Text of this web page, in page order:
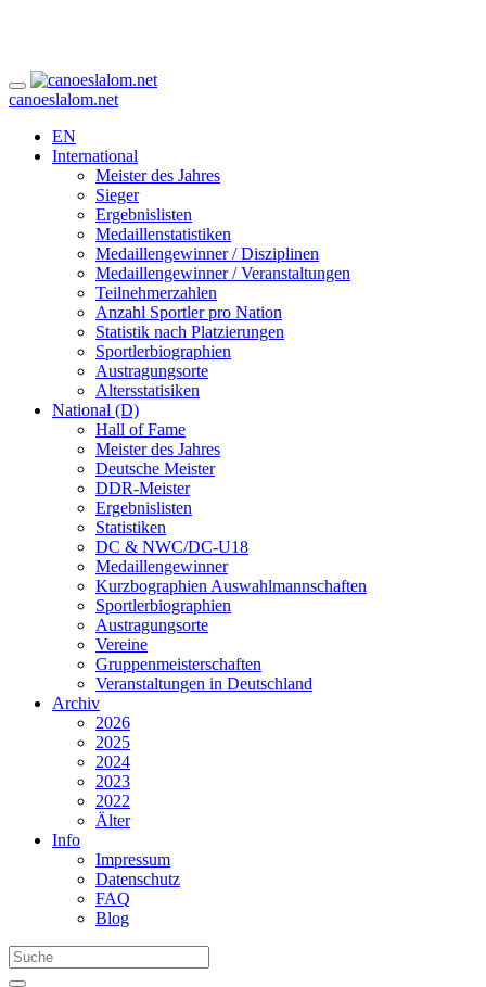
canoeslalom.net
EN
International
Meister des Jahres
Sieger
Ergebnislisten
Medaillenstatistiken
Medaillengewinner / Disziplinen
Medaillengewinner / Veranstaltungen
Teilnehmerzahlen
Anzahl Sportler pro Nation
Statistik nach Platzierungen
Sportlerbiographien
Austragungsorte
Altersstatisiken
National (D)
Hall of Fame
Meister des Jahres
Deutsche Meister
DDR-Meister
Ergebnislisten
Statistiken
DC & NWC/DC-U18
Medaillengewinner
Kurzbographien Auswahlmannschaften
Sportlerbiographien
Austragungsorte
Vereine
Gruppenmeisterschaften
Veranstaltungen in Deutschland
Archiv
2026
2025
2024
2023
2022
Älter
Info
Impressum
Datenschutz
FAQ
Blog